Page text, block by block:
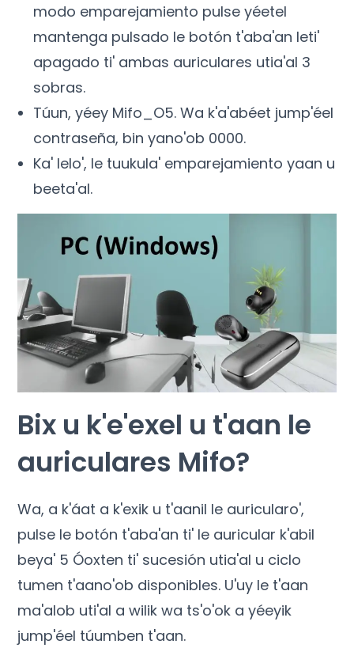
modo emparejamiento pulse yéetel
mantenga pulsado le botón t'aba'an leti'
apagado ti' ambas auriculares utia'al 3
sobras.
Túun, yéey Mifo_O5. Wa k'a'abéet jump'éel
contraseña, bin yano'ob 0000.
Ka' lelo', le tuukula' emparejamiento yaan u
beeta'al.
Bix u k'e'exel u t'aan le
auriculares Mifo?
Wa, a k'áat a k'exik u t'aanil le auricularo',
pulse le botón t'aba'an ti' le auricular k'abil
beya' 5 Óoxten ti' sucesión utia'al u ciclo
tumen t'aano'ob disponibles. U'uy le t'aan
ma'alob uti'al a wilik wa ts'o'ok a yéeyik
jump'éel túumben t'aan.